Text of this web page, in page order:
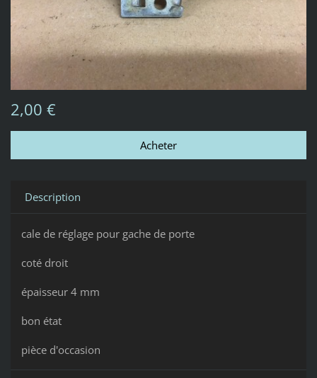
2,00 €
Description
cale de réglage pour gache de porte
coté droit
épaisseur 4 mm
bon état
pièce d'occasion